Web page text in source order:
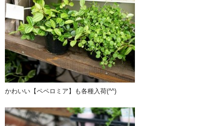
かわいい【ペペロミア】も各種入荷(^^)